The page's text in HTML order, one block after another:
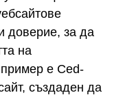
доверие, за да
на
е Ced-
създаден да